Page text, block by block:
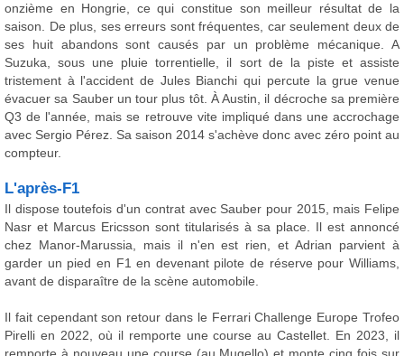
onzième en Hongrie, ce qui constitue son meilleur résultat de la
saison. De plus, ses erreurs sont fréquentes, car seulement deux de
ses huit abandons sont causés par un problème mécanique. A
Suzuka, sous une pluie torrentielle, il sort de la piste et assiste
tristement à l'accident de Jules Bianchi qui percute la grue venue
évacuer sa Sauber un tour plus tôt. À Austin, il décroche sa première
Q3 de l'année, mais se retrouve vite impliqué dans une accrochage
avec Sergio Pérez. Sa saison 2014 s'achève donc avec zéro point au
compteur.
L'après-F1
Il dispose toutefois d'un contrat avec Sauber pour 2015, mais Felipe
Nasr et Marcus Ericsson sont titularisés à sa place. Il est annoncé
chez Manor-Marussia, mais il n'en est rien, et Adrian parvient à
garder un pied en F1 en devenant pilote de réserve pour Williams,
avant de disparaître de la scène automobile.
Il fait cependant son retour dans le Ferrari Challenge Europe Trofeo
Pirelli en 2022, où il remporte une course au Castellet. En 2023, il